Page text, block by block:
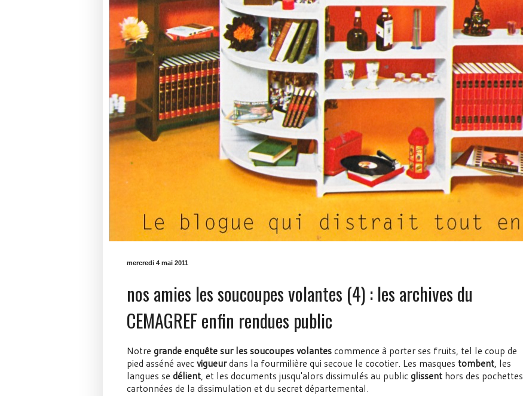
mercredi 4 mai 2011
nos amies les soucoupes volantes (4) : les archives du
CEMAGREF enfin rendues public
Notre grande enquête sur les soucoupes volantescommence à porter ses fruits, tel le coup de
pied asséné avecvigueurdans la fourmilière qui secoue le cocotier. Les masques tombent, les
langues se délient, et les documents jusqu'alors dissimulés au publicglissent hors des pochettes
cartonnées de la dissimulation et du secret départemental.